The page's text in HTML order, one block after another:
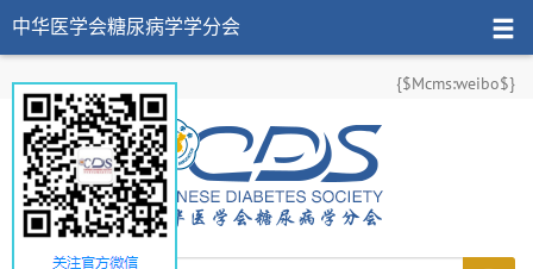
{$Mcms:weibo$}
中华医学会糖尿病学学分会